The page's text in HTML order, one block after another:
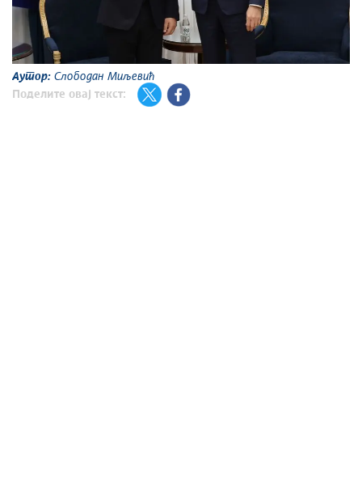
Аутор: Слободан Миљевић
Поделите овај текст: